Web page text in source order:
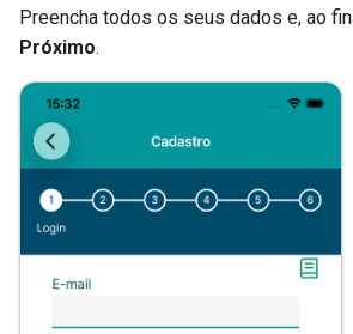
Preencha todos os seus dados e, ao
Próximo.